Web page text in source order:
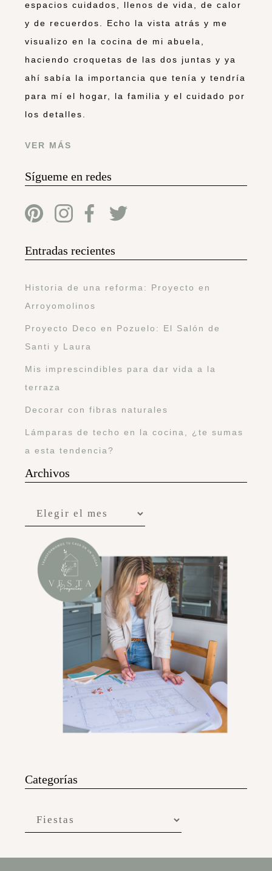
espacios cuidados, llenos de vida, de calor
y de recuerdos. Echo la vista atrás y me
visualizo en la cocina de mi abuela,
haciendo croquetas de las dos juntas y ya
ahí sabía la importancia que tenía y tendría
para mí el hogar, la familia y el cuidado por
los detalles.
VER MÁS
Sígueme en redes
Entradas recientes
Historia de una reforma: Proyecto en
Arroyomolinos
Proyecto Deco en Pozuelo: El Salón de
Santi y Laura
Mis imprescindibles para dar vida a la
terraza
Decorar con fibras naturales
Lámparas de techo en la cocina, ¿te sumas
a esta tendencia?
Archivos
Categorías